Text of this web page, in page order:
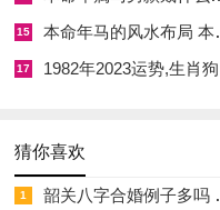
泪流满面或怒火中烧。
那股奔涌的伤官之气。若无
的身心失衡，便须以调候为
护身吉物，便能起到四两拨
15 本命年马的风水布局 本命年马的佛像怎么摆放
17 1982年2023运势,生肖狗1982年2023运势
猜你喜欢
1 韶关八字合婚例子多吗 韶关八字测风水